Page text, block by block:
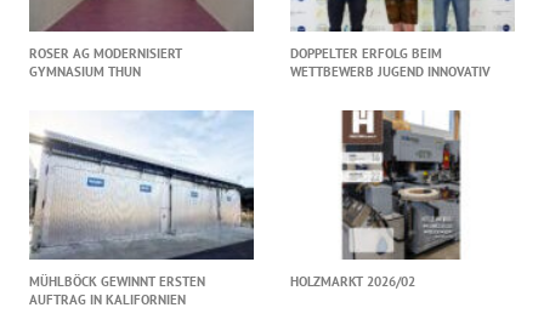
ROSER AG MODERNISIERT
GYMNASIUM THUN
DOPPELTER ERFOLG BEIM
WETTBEWERB JUGEND INNOVATIV
MÜHLBÖCK GEWINNT ERSTEN
AUFTRAG IN KALIFORNIEN
HOLZMARKT 2026/02